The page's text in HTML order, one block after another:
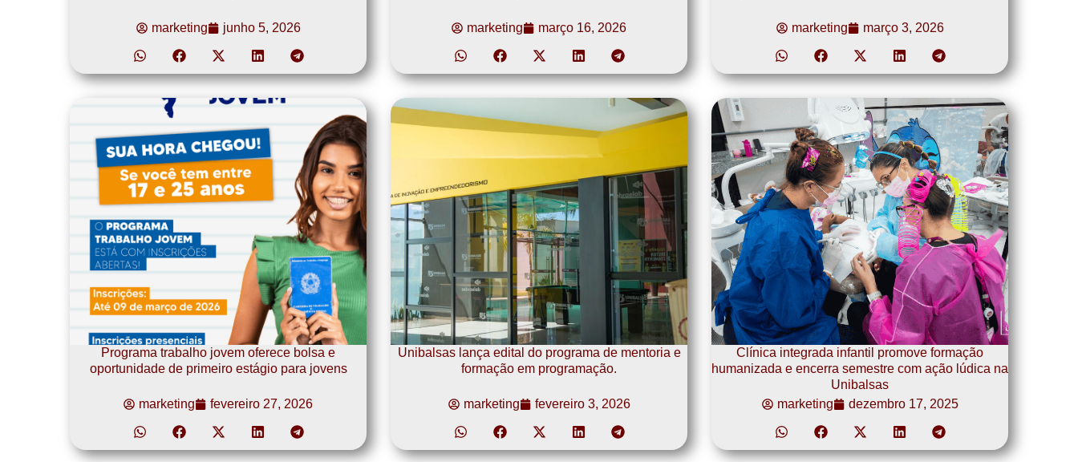
marketing junho 5, 2026 marketing março 16, 2026 marketing março 3, 2026
Programa trabalho jovem oferece bolsa e
oportunidade de primeiro estágio para jovens
marketing fevereiro 27, 2026
Unibalsas lança edital do programa de mentoria e
formação em programação.
marketing fevereiro 3, 2026
Clínica integrada infantil promove formação
humanizada e encerra semestre com ação lúdica na
Unibalsas
marketing
dezembro 17, 2025